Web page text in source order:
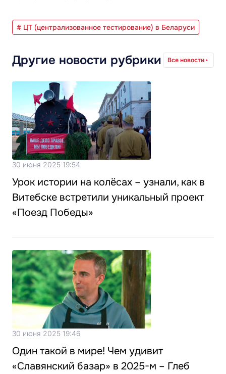
# ЦТ (централизованное тестирование) в Беларуси
Другие новости рубрики Все новости
30 июня 2025 19:54
Урок истории на колёсах – узнали, как в
Витебске встретили уникальный проект
«Поезд Победы»
30 июня 2025 19:46
Один такой в мире! Чем удивит
«Славянский базар» в 2025-м – Глеб